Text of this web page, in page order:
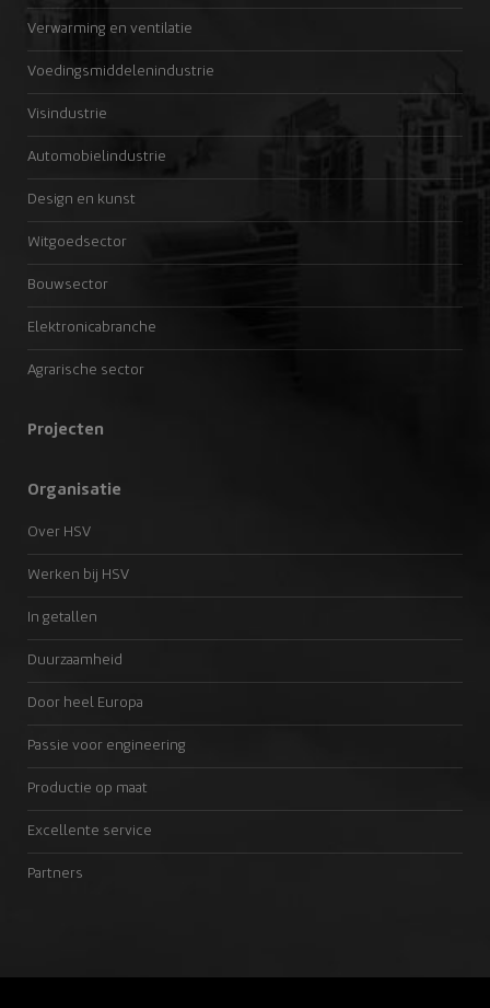
Verwarming en ventilatie
Voedingsmiddelenindustrie
Visindustrie
Automobielindustrie
Design en kunst
Witgoedsector
Bouwsector
Elektronicabranche
Agrarische sector
Projecten
Organisatie
Over HSV
Werken bij HSV
In getallen
Duurzaamheid
Door heel Europa
Passie voor engineering
Productie op maat
Excellente service
Partners